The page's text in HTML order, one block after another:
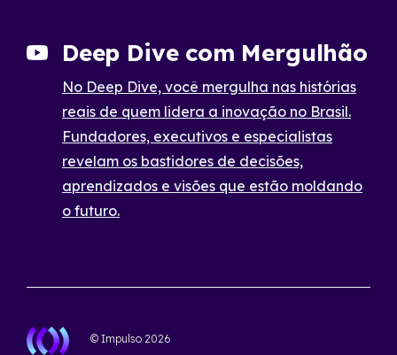
Deep Dive com Mergulhão
No Deep Dive, você mergulha nas histórias
reais de quem lidera a inovação no Brasil.
Fundadores, executivos e especialistas
revelam os bastidores de decisões,
aprendizados e visões que estão moldando
o futuro.
© Impulso 2026